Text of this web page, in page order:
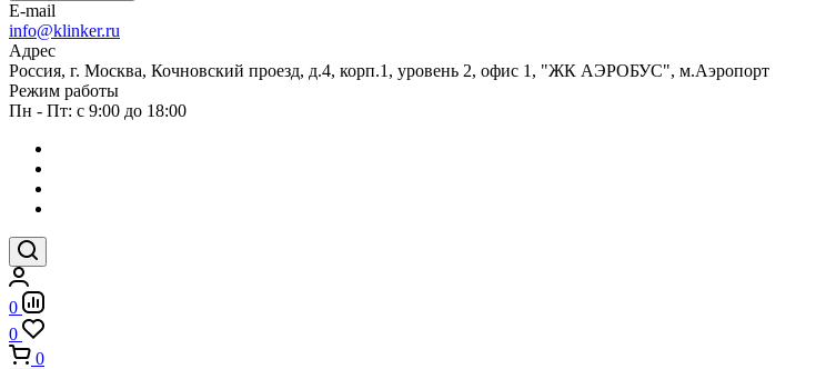
E-mail
info@klinker.ru
Адрес
Россия, г. Москва, Кочновский проезд, д.4, корп.1, уровень 2, офис 1, "ЖК АЭРОБУС", м.Аэропорт
Режим работы
Пн - Пт: с 9:00 до 18:00
0
0
0